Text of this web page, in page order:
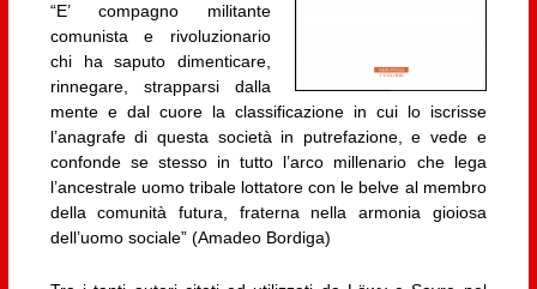
“E’ compagno militante
comunista e rivoluzionario
chi ha saputo dimenticare,
rinnegare, strapparsi dalla
mente e dal cuore la classificazione in cui lo iscrisse
l’anagrafe di questa società in putrefazione, e vede e
confonde se stesso in tutto l’arco millenario che lega
l’ancestrale uomo tribale lottatore con le belve al membro
della comunità futura, fraterna nella armonia gioiosa
dell’uomo sociale” (Amadeo Bordiga)